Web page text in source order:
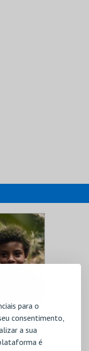
para o
consentimento,
a sua
é
DO
PAYS"
DA MÚSICA